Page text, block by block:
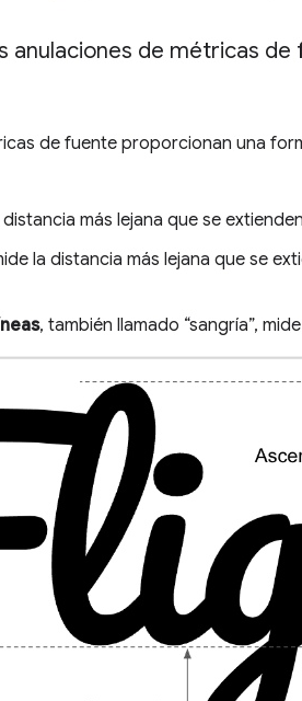
anulaciones de métricas de
de fuente proporcionan una
más lejana que se
la distancia más lejana que se
, también llamado “sangría”,